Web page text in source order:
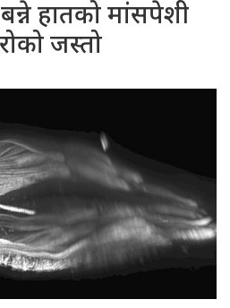
हातको मांसपेशी
जस्तो